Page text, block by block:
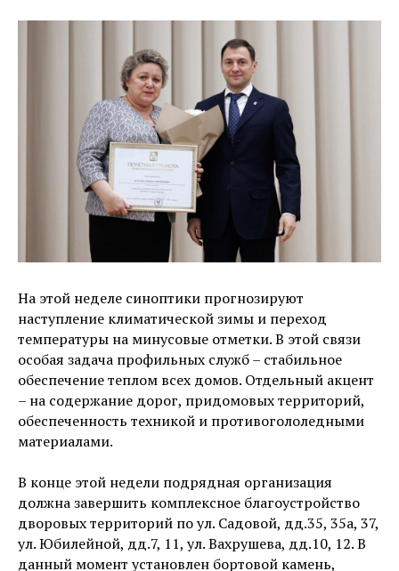
На этой неделе синоптики прогнозируют
наступление климатической зимы и переход
температуры на минусовые отметки. В этой связи
особая задача профильных служб – стабильное
обеспечение теплом всех домов. Отдельный акцент
– на содержание дорог, придомовых территорий,
обеспеченность техникой и противогололедными
материалами.
В конце этой недели подрядная организация
должна завершить комплексное благоустройство
дворовых территорий по ул. Садовой, дд.35, 35а, 37,
ул. Юбилейной, дд.7, 11, ул. Вахрушева, дд.10, 12. В
данный момент установлен бортовой камень,